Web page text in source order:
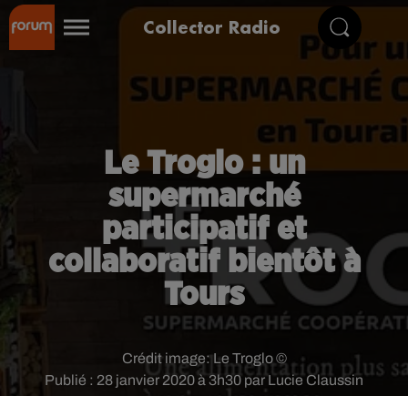
Collector Radio
Le Troglo : un
supermarché
participatif et
collaboratif bientôt à
Tours
Publié : 28 janvier 2020 à 3h30 par Lucie Claussin
Crédit image:Le Troglo ©